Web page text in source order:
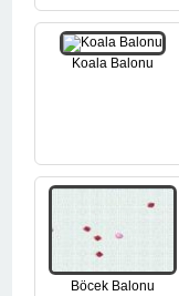
Koala Balonu
Böcek Balonu